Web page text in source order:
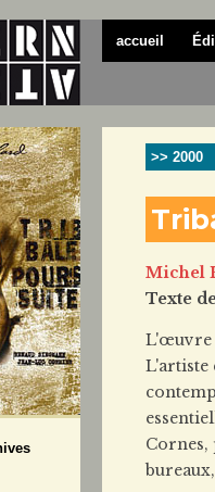
accueil
>> 2000
Michel
Texte
L'œuvre
L'artiste
Cornes,